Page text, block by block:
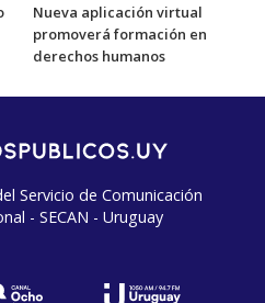
Nueva aplicación virtual
promoverá formación en
derechos humanos
Servicio de Comunicación
- SECAN - Uruguay